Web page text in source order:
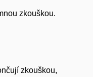
zkouškou.
zkouškou,